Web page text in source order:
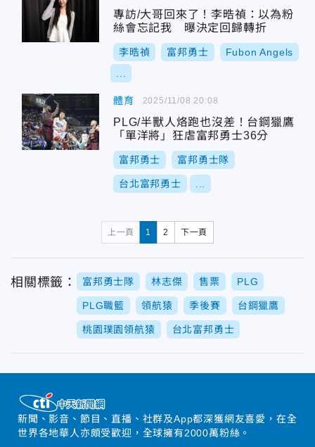
專訪/大哥回來了！李晧禎：以為粉
絲會忘記我 曝決定回歸轉折
李晧禎 富邦勇士 Fubon Angels
體育
PLG/半獸人烙跑也沒差！台鋼獵鷹
「單洋將」狂虐富邦勇士36分
富邦勇士 富邦勇士隊
台北富邦勇士
2025/11/08 20:08
上一頁 1 2 下一頁
相關標籤： 富邦勇士隊 林志傑 售票 PLG
PLG職籃 領航猿 季後賽 台鋼獵鷹
桃園璞園領航猿 台北富邦勇士
新聞、影音、節目、直播、社群及App都深獲網友喜愛，在全
世界各地華人亦頗受歡迎，全球擁有2000萬粉絲。